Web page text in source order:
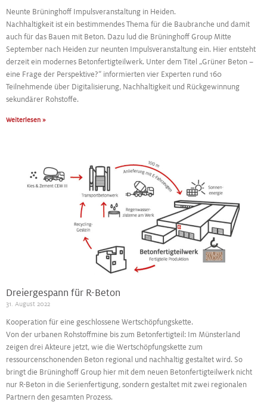
Neunte Brüninghoff Impulsveranstaltung in Heiden.
Nachhaltigkeit ist ein bestimmendes Thema für die Baubranche und damit
auch für das Bauen mit Beton. Dazu lud die Brüninghoff Group Mitte
September nach Heiden zur neunten Impulsveranstaltung ein. Hier entsteht
derzeit ein modernes Betonfertigteilwerk. Unter dem Titel „Grüner Beton –
eine Frage der Perspektive?“ informierten vier Experten rund 160
Teilnehmende über Digitalisierung, Nachhaltigkeit und Rückgewinnung
sekundärer Rohstoffe.
Weiterlesen »
Dreiergespann für R-Beton
31. August 2022
Kooperation für eine geschlossene Wertschöpfungskette.
Von der urbanen Rohstoffmine bis zum Betonfertigteil: Im Münsterland
zeigen drei Akteure jetzt, wie die Wertschöpfungskette zum
ressourcenschonenden Beton regional und nachhaltig gestaltet wird. So
bringt die Brüninghoff Group hier mit dem neuen Betonfertigteilwerk nicht
nur R-Beton in die Serienfertigung, sondern gestaltet mit zwei regionalen
Partnern den gesamten Prozess.